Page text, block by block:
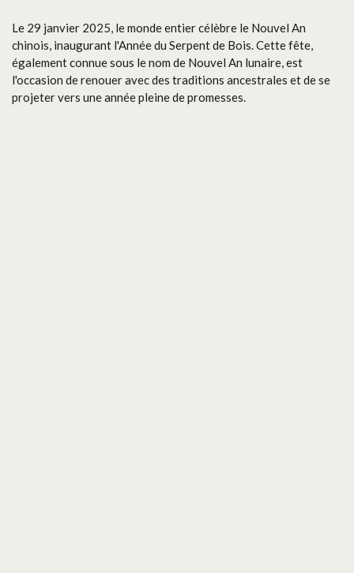
Le 29 janvier 2025, le monde entier célèbre le Nouvel An
chinois, inaugurant l'Année du Serpent de Bois. Cette fête,
également connue sous le nom de Nouvel An lunaire, est
l'occasion de renouer avec des traditions ancestrales et de se
projeter vers une année pleine de promesses.